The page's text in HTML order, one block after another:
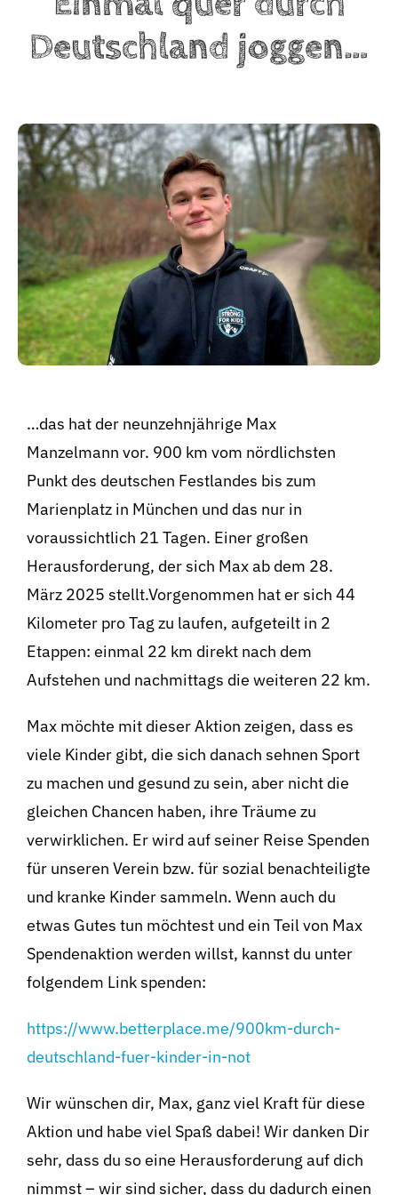
Deutschland joggen…
…das hat der neunzehnjährige Max
Manzelmann vor. 900 km vom nördlichsten
Punkt des deutschen Festlandes bis zum
Marienplatz in München und das nur in
voraussichtlich 21 Tagen. Einer großen
Herausforderung, der sich Max ab dem 28.
März 2025 stellt.Vorgenommen hat er sich 44
Kilometer pro Tag zu laufen, aufgeteilt in 2
Etappen: einmal 22 km direkt nach dem
Aufstehen und nachmittags die weiteren 22 km.
Max möchte mit dieser Aktion zeigen, dass es
viele Kinder gibt, die sich danach sehnen Sport
zu machen und gesund zu sein, aber nicht die
gleichen Chancen haben, ihre Träume zu
verwirklichen. Er wird auf seiner Reise Spenden
für unseren Verein bzw. für sozial benachteiligte
und kranke Kinder sammeln. Wenn auch du
etwas Gutes tun möchtest und ein Teil von Max
Spendenaktion werden willst, kannst du unter
folgendem Link spenden:
https://www.betterplace.me/900km-durch-
deutschland-fuer-kinder-in-not
Wir wünschen dir, Max, ganz viel Kraft für diese
Aktion und habe viel Spaß dabei! Wir danken Dir
sehr, dass du so eine Herausforderung auf dich
nimmst – wir sind sicher, dass du dadurch einen
BeStrongForKids